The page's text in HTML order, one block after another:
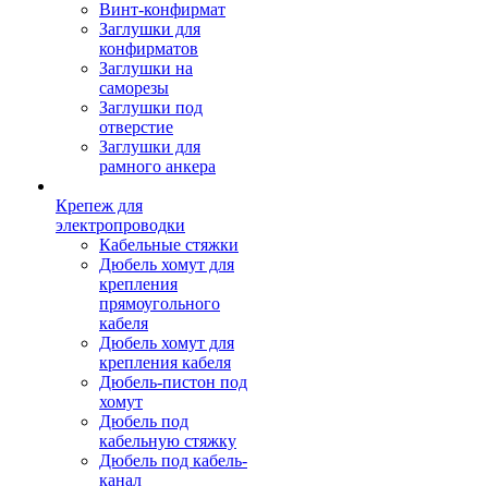
Винт-конфирмат
Заглушки для
конфирматов
Заглушки на
саморезы
Заглушки под
отверстие
Заглушки для
рамного анкера
Крепеж для
электропроводки
Кабельные стяжки
Дюбель хомут для
крепления
прямоугольного
кабеля
Дюбель хомут для
крепления кабеля
Дюбель-пистон под
хомут
Дюбель под
кабельную стяжку
Дюбель под кабель-
канал